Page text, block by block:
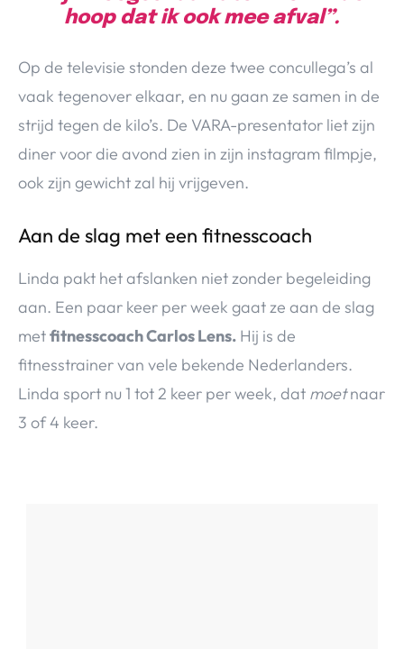
hoop dat ik ook mee afval”.
Op de televisie stonden deze twee concullega’s al
vaak tegenover elkaar, en nu gaan ze samen in de
strijd tegen de kilo’s. De VARA-presentator liet zijn
diner voor die avond zien in zijn instagram filmpje,
ook zijn gewicht zal hij vrijgeven.
Aan de slag met een fitnesscoach
Linda pakt het afslanken niet zonder begeleiding
aan. Een paar keer per week gaat ze aan de slag
metfitnesscoach Carlos Lens. Hij is de
fitnesstrainer van vele bekende Nederlanders.
Linda sport nu 1 tot 2 keer per week, dat moetnaar
3 of 4 keer.